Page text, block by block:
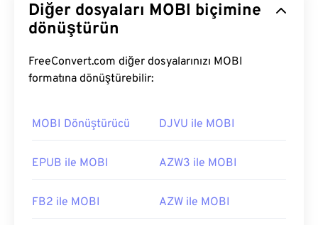
Diğer dosyaları MOBI biçimine
dönüştürün
FreeConvert.com diğer dosyalarınızı MOBI
formatına dönüştürebilir:
MOBI Dönüştürücü DJVU ile MOBI
EPUB ile MOBI AZW3 ile MOBI
FB2 ile MOBI AZW ile MOBI